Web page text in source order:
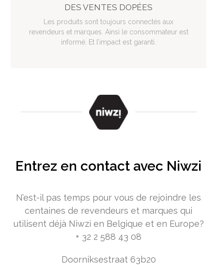
DES VENTES DOPÉES
Les produits sont toujours connectés aux
revendeurs et marques. Ainsi le consommateur est
informé. Et l’impact est garanti.
Entrez en contact avec Niwzi
N’est-il pas temps pour vous de rejoindre les
centaines de revendeurs et marques qui
utilisent déjà Niwzi en Belgique et en Europe?
+ 32 2 588 43 08
Doorniksestraat 63b20